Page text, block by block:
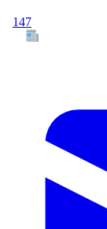
147